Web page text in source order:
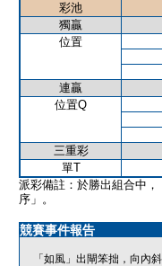
彩池
獨贏
位置
連贏
位置Q
三重彩
單T
派彩備註：於勝出組合中
序」。
競賽事件報告
「如風」出閘笨拙，向內